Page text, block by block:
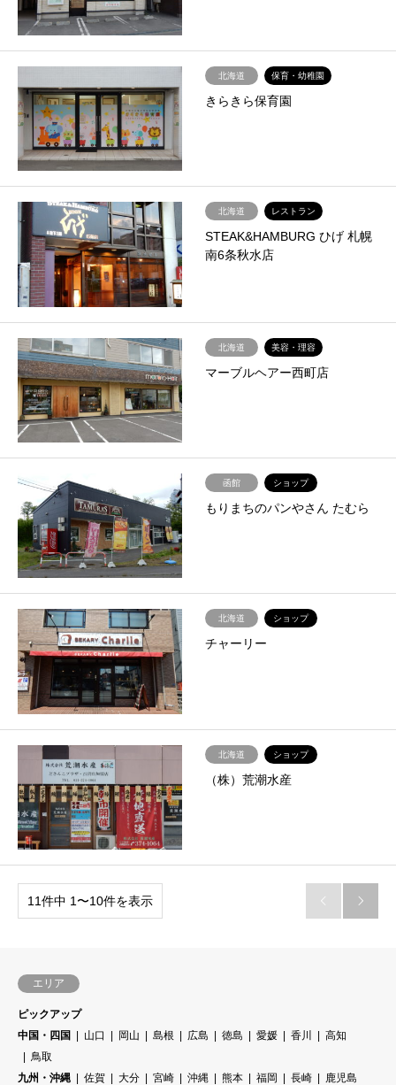
北海道 保育・幼稚園
きらきら保育園
北海道 レストラン
STEAK&HAMBURG ひげ 札幌
南6条秋水店
北海道 美容・理容
マーブルヘアー西町店
函館 ショップ
もりまちのパンやさん たむら
北海道 ショップ
チャーリー
北海道 ショップ
（株）荒潮水産
11件中 1〜10件を表示  
エリア
ピックアップ
中国・四国
山口 岡山 島根 広島 徳島 愛媛 香川
高知
鳥取
九州・沖縄
佐賀 大分 宮崎 沖縄 熊本 福岡 長崎
鹿児島